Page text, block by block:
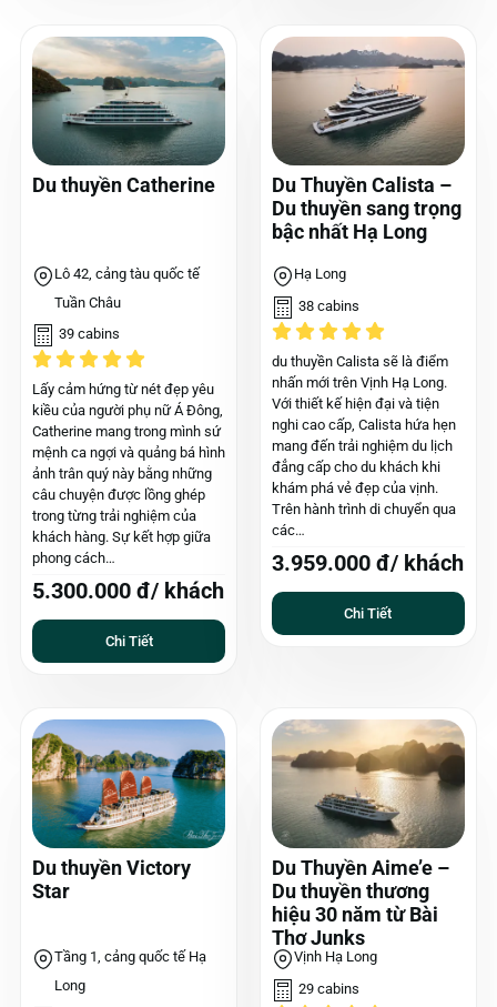
Du thuyền Catherine
Lô 42, cảng tàu quốc tế
Tuần Châu
39 cabins
Lấy cảm hứng từ nét đẹp yêu
kiều của người phụ nữ Á Đông,
Catherine mang trong mình sứ
mệnh ca ngợi và quảng bá hình
ảnh trân quý này bằng những
câu chuyện được lồng ghép
trong từng trải nghiệm của
khách hàng. Sự kết hợp giữa
phong cách…
5.300.000 đ/ khách
Chi Tiết
Du Thuyền Calista –
Du thuyền sang trọng
bậc nhất Hạ Long
Hạ Long
38 cabins
du thuyền Calista sẽ là điểm
nhấn mới trên Vịnh Hạ Long.
Với thiết kế hiện đại và tiện
nghi cao cấp, Calista hứa hẹn
mang đến trải nghiệm du lịch
đẳng cấp cho du khách khi
khám phá vẻ đẹp của vịnh.
Trên hành trình di chuyển qua
các…
3.959.000 đ/ khách
Chi Tiết
Du thuyền Victory
Star
Tầng 1, cảng quốc tế Hạ
Long
Du Thuyền Aime’e –
Du thuyền thương
hiệu 30 năm từ Bài
Thơ Junks
Vịnh Hạ Long
29 cabins